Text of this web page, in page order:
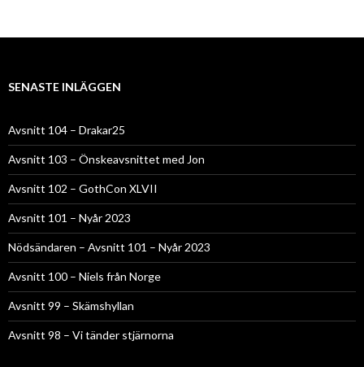
SENASTE INLÄGGEN
Avsnitt 104 – Drakar25
Avsnitt 103 – Önskeavsnittet med Jon
Avsnitt 102 – GothCon XLVII
Avsnitt 101 – Nyår 2023
Nödsändaren – Avsnitt 101 – Nyår 2023
Avsnitt 100 – Niels från Norge
Avsnitt 99 – Skämshyllan
Avsnitt 98 – Vi tänder stjärnorna